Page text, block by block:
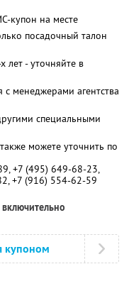
купон на месте
посадочный талон
лет - уточняйте в
с менеджерами агентства
специальными
можете уточнить по
+7 (495) 649-68-23,
+7 (916) 554-62-59
купоном